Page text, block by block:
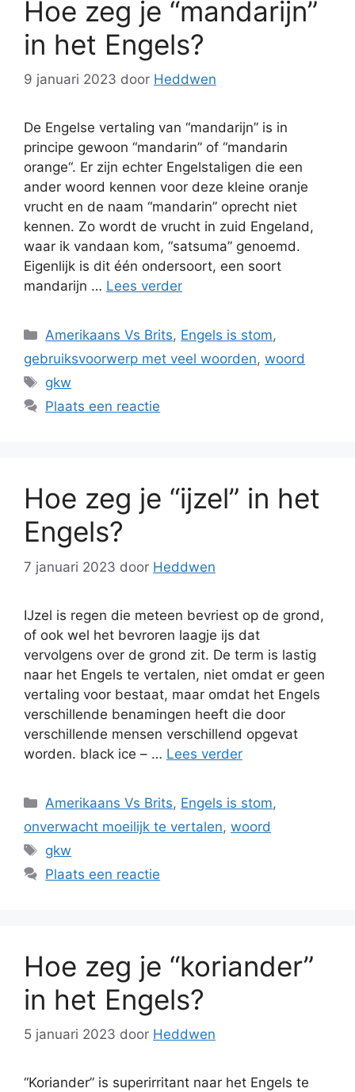
Hoe zeg je “mandarijn”
in het Engels?
9 januari 2023 door Heddwen
De Engelse vertaling van “mandarijn” is in
principe gewoon “mandarin” of “mandarin
orange“. Er zijn echter Engelstaligen die een
ander woord kennen voor deze kleine oranje
vrucht en de naam “mandarin” oprecht niet
kennen. Zo wordt de vrucht in zuid Engeland,
waar ik vandaan kom, “satsuma” genoemd.
Eigenlijk is dit één ondersoort, een soort
mandarijn … Lees verder
Categorieën
Amerikaans Vs Brits, Engels is stom,
gebruiksvoorwerp met veel woorden, woord
Tags
gkw
Plaats een reactie
Hoe zeg je “ijzel” in het
Engels?
7 januari 2023 door Heddwen
IJzel is regen die meteen bevriest op de grond,
of ook wel het bevroren laagje ijs dat
vervolgens over de grond zit. De term is lastig
naar het Engels te vertalen, niet omdat er geen
vertaling voor bestaat, maar omdat het Engels
verschillende benamingen heeft die door
verschillende mensen verschillend opgevat
worden. black ice – … Lees verder
Categorieën
Amerikaans Vs Brits, Engels is stom,
onverwacht moeilijk te vertalen, woord
Tags
gkw
Plaats een reactie
Hoe zeg je “koriander”
in het Engels?
5 januari 2023 door Heddwen
“Koriander” is superirritant naar het Engels te